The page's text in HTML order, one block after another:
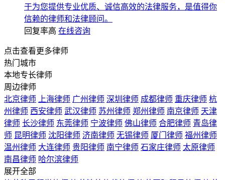
于为您提供专业优质、诚信高效的法律服务，是值得你
信赖的律师和法律顾问。
回复率高 在线咨询
点击查看更多律师
热门城市
本地专长律师
周边律师
北京律师
上海律师 广州律师 深圳律师 成都律师 重庆律师 杭
州律师 西安律师 武汉律师 苏州律师 郑州律师 南京律师 天津
律师 长沙律师 东莞律师 宁波律师 佛山律师 合肥律师 青岛律
师 昆明律师 沈阳律师 济南律师 无锡律师 厦门律师 福州律师
温州律师 大连律师 贵阳律师 南宁律师 石家庄律师 太原律师
南昌律师 哈尔滨律师
展开全部